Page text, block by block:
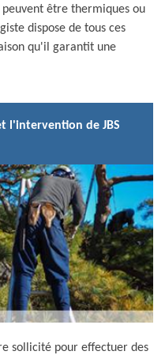
être thermiques ou
dispose de tous ces
qu'il garantit une
l'intervention de JBS
sollicité pour effectuer des